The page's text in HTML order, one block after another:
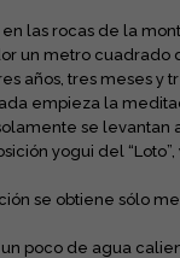
las rocas de la
un metro cuadrado
años, tres meses y
empieza la
se levantan
yogui del
se obtiene sólo
poco de agua